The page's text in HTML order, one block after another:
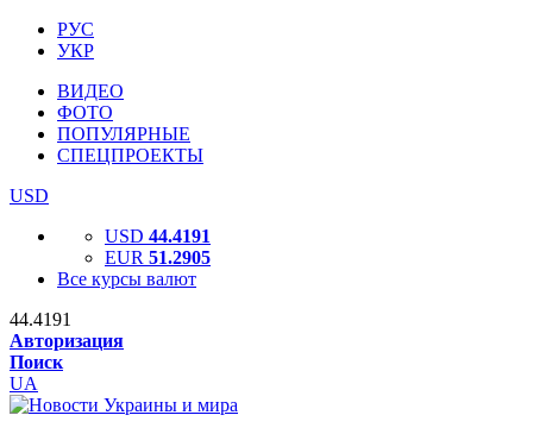
РУС
УКР
ВИДЕО
ФОТО
ПОПУЛЯРНЫЕ
СПЕЦПРОЕКТЫ
USD
USD 44.4191
EUR 51.2905
Все курсы валют
44.4191
Авторизация
Поиск
UA